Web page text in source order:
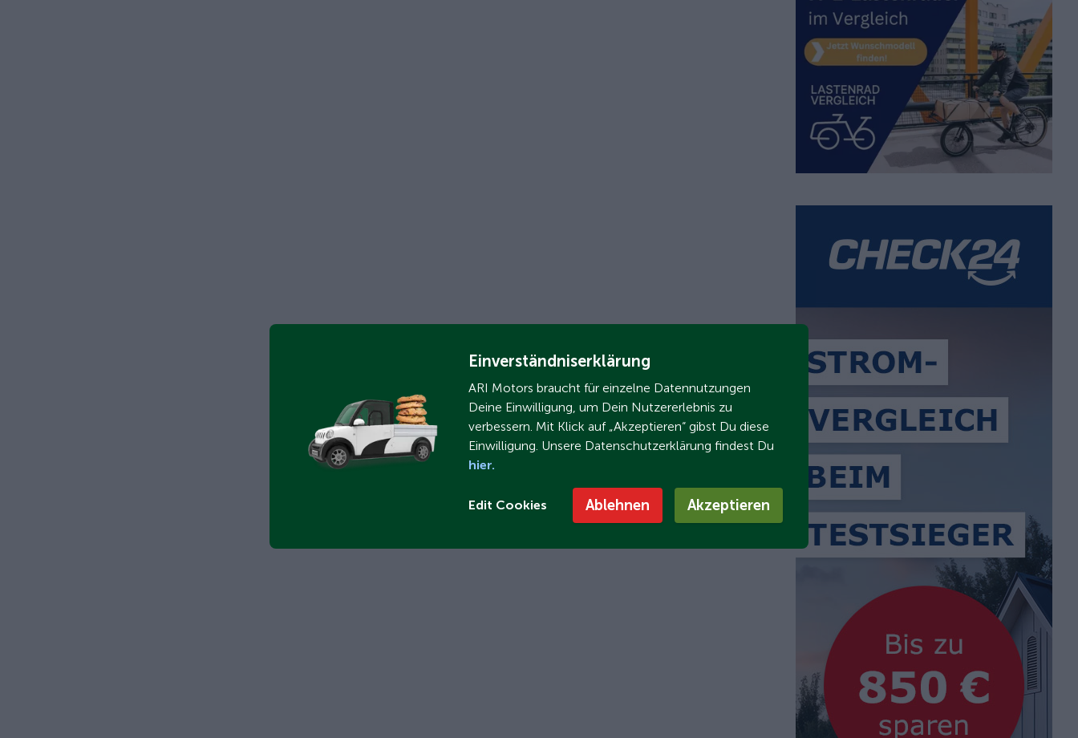
Einverständniserklärung
ARI Motors braucht für einzelne Datennutzungen
Deine Einwilligung, um Dein Nutzererlebnis zu
verbessern. Mit Klick auf „Akzeptieren“ gibst Du diese
Einwilligung. Unsere Datenschutzerklärung findest Du
hier.
Edit Cookies Ablehnen Akzeptieren